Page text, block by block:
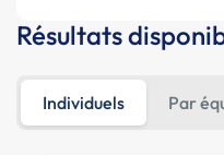
Résultats
Individuels Par